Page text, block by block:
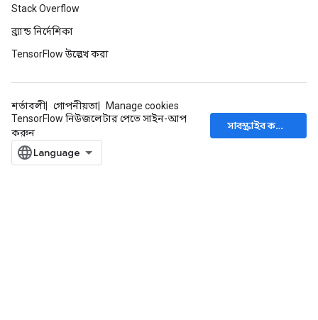
Stack Overflow
ব্র্যান্ড নির্দেশিকা
TensorFlow উল্লেখ করা
শর্তাবলী গোপনীয়তা
Manage cookies
TensorFlow নিউজলেটার পেতে সাইন-আপ
করুন
সাবস্ক্রাইব করুন